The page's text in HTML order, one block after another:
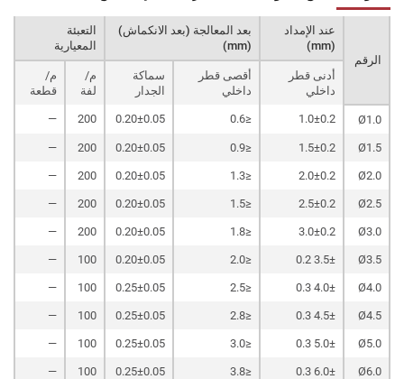
الرقم
عند الإمداد
(mm)
بعد المعالجة (بعد الانكماش)
(mm)
التعبئة
المعيارية
أدنى قطر
داخلي
أقصى قطر
داخلي
سماكة
الجدار
م/
لفة
م/
قطعة
Ø1.0
1.0±0.2
≤0.6
0.20±0.05
200
—
Ø1.5
1.5±0.2
≤0.9
0.20±0.05
200
—
Ø2.0
2.0±0.2
≤1.3
0.20±0.05
200
—
Ø2.5
2.5±0.2
≤1.5
0.20±0.05
200
—
Ø3.0
3.0±0.2
≤1.8
0.20±0.05
200
—
Ø3.5
3.5± 0.2
≤2.0
0.20±0.05
100
—
Ø4.0
4.0± 0.3
≤2.5
0.25±0.05
100
—
Ø4.5
4.5± 0.3
≤2.8
0.25±0.05
100
—
Ø5.0
5.0± 0.3
≤3.0
0.25±0.05
100
—
Ø6.0
6.0± 0.3
≤3.8
0.25±0.05
100
—